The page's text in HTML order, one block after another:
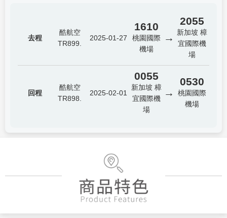
去程
酷航空
TR899.
2025-01-27
1610
桃園國際
機場
→
2055
新加坡 樟
宜國際機
場
回程
酷航空
TR898.
2025-02-01
0055
新加坡 樟
宜國際機
場
→
0530
桃園國際
機場